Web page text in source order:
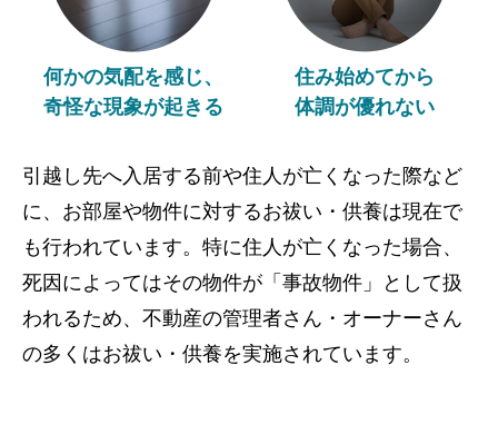
何かの気配を感じ、
奇怪な現象が起きる
住み始めてから
体調が優れない
引越し先へ入居する前や住人が亡くなった際など
に、お部屋や物件に対するお祓い・供養は現在で
も行われています。特に住人が亡くなった場合、
死因によってはその物件が「事故物件」として扱
われるため、不動産の管理者さん・オーナーさん
の多くはお祓い・供養を実施されています。